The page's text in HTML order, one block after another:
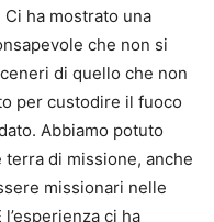
ha mostrato una
che non si
di quello che non
per custodire il fuoco
Abbiamo potuto
di missione, anche
missionari nelle
ci ha